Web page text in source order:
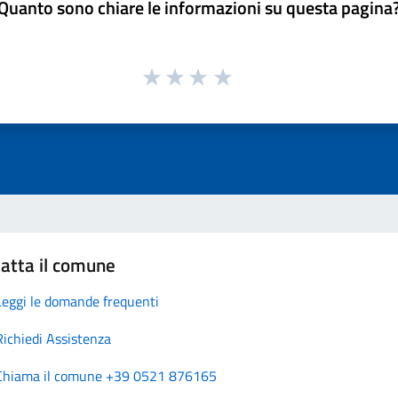
sono chiare le informazioni su questa
il comune
le domande frequenti
Assistenza
il comune +39 0521 876165